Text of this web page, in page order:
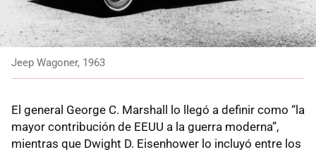
Jeep Wagoner, 1963
El general George C. Marshall lo llegó a definir como “la
mayor contribución de EEUU a la guerra moderna”,
mientras que Dwight D. Eisenhower lo incluyó entre los